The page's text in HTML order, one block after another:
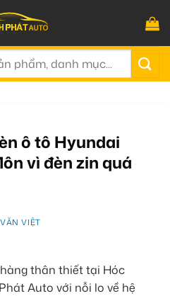
ô tô Hyundai
vì đèn zin quá
VIỆT
thân thiết tại Hóc
Auto với nỗi lo về hệ